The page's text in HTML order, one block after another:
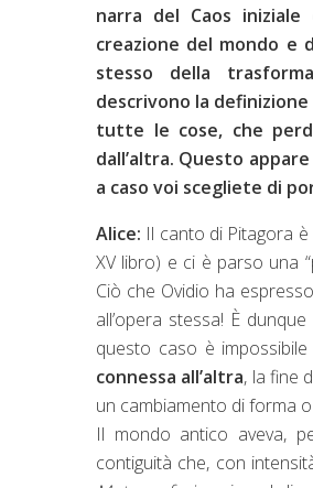
narra del Caos
creazione del mondo e
stesso della
descrivono la
tutte le cose, che
dall’altra. Questo
a caso voi scegliete di
Alice: Il canto di Pitagora
XV libro) e ci è parso una
Ciò che Ovidio ha
all’opera stessa! È
questo caso è impossibile
connessa all’altra, la fine
un cambiamento di forma
Il mondo antico aveva,
contiguità che, con